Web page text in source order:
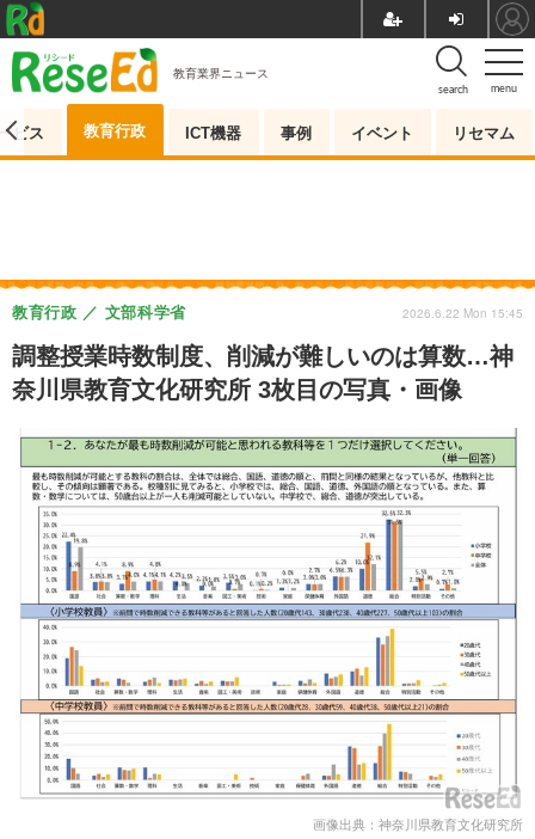
menu
search
教育業界ニュース
ビス 教育行政 ICT機器 事例 イベント リセマム
調整授業時数制度、削減が難しいのは算数…神
奈川県教育文化研究所 3枚目の写真・画像
教育行政 文部科学省 2026.6.22 Mon 15:45
画像出典：神奈川県教育文化研究所